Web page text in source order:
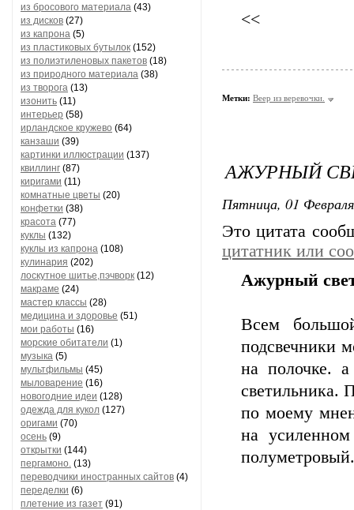
из бросового материала (43)
из дисков (27)
из капрона (5)
из пластиковых бутылок (152)
из полиэтиленовых пакетов (18)
из природного материала (38)
из творога (13)
изонить (11)
интерьер (58)
ирландское кружево (64)
канзаши (39)
картинки иллюстрации (137)
квиллинг (87)
киригами (11)
комнатные цветы (20)
конфетки (38)
красота (77)
куклы (132)
куклы из капрона (108)
кулинария (202)
лоскутное шитье,пэчворк (12)
макраме (24)
мастер классы (28)
медицина и здоровье (51)
мои работы (16)
морские обитатели (1)
музыка (5)
мультфильмы (45)
мыловарение (16)
новогодние идеи (128)
одежда для кукол (127)
оригами (70)
осень (9)
открытки (144)
пергамоно. (13)
переводчики иностранных сайтов (4)
переделки (6)
плетение из газет (91)
<<
Метки: Веер из веревочки.
АЖУРНЫЙ
Пятница, 01
Это цитата
цитатник или
Ажурный
Всем
подсвечники
на полочке.
светильника.
по моему
на